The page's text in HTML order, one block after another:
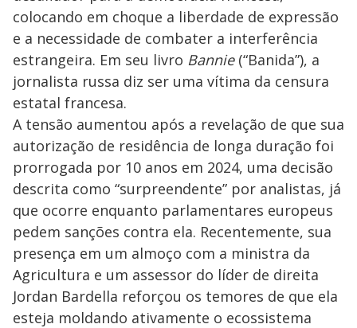
colocando em choque a liberdade de expressão
e a necessidade de combater a interferência
estrangeira. Em seu livro Bannie(“Banida”), a
jornalista russa diz ser uma vítima da censura
estatal francesa.
A tensão aumentou após a revelação de que sua
autorização de residência de longa duração foi
prorrogada por 10 anos em 2024, uma decisão
descrita como “surpreendente” por analistas, já
que ocorre enquanto parlamentares europeus
pedem sanções contra ela. Recentemente, sua
presença em um almoço com a ministra da
Agricultura e um assessor do líder de direita
Jordan Bardella reforçou os temores de que ela
esteja moldando ativamente o ecossistema